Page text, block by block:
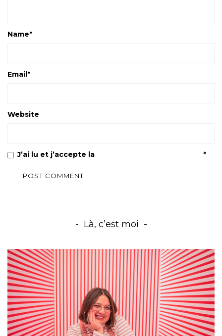
Name*
Email*
Website
J’ai lu et j’accepte la *
Là, c’est moi